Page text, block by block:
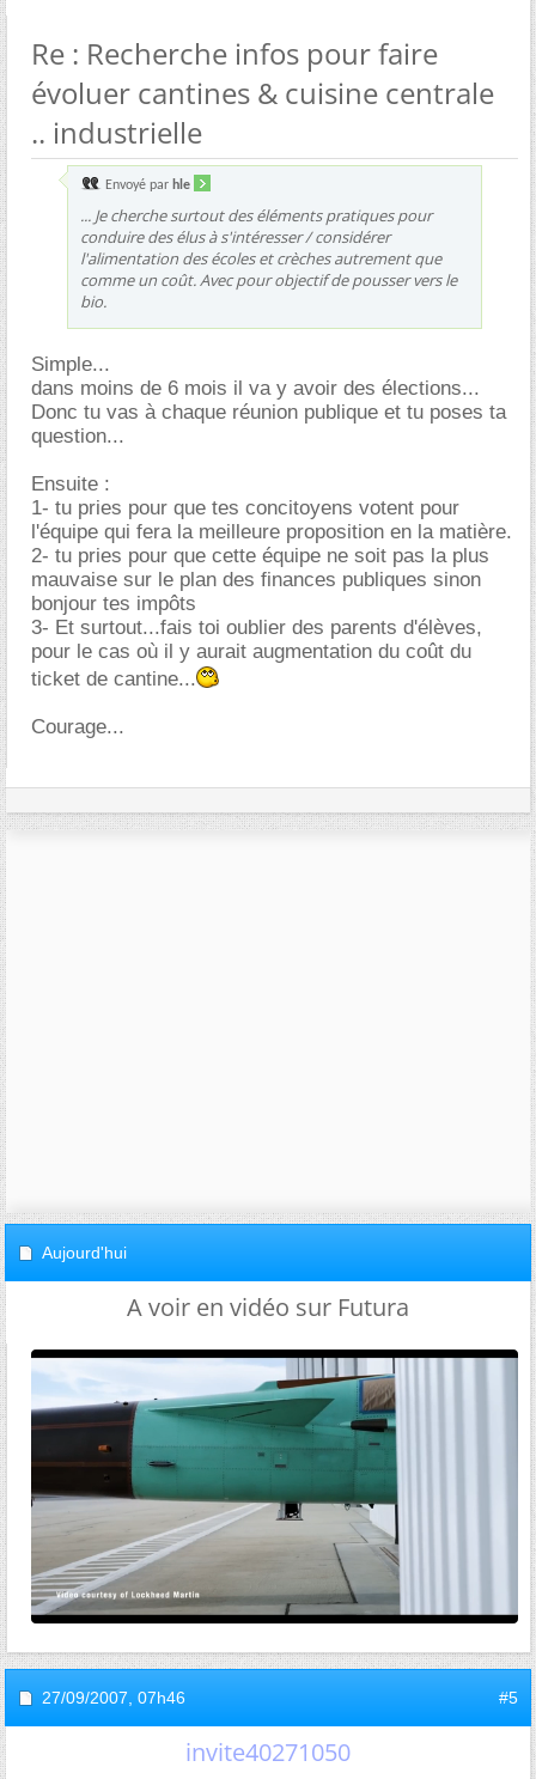
Re : Recherche infos pour faire
évoluer cantines & cuisine centrale
.. industrielle
Envoyé par hle
... Je cherche surtout des éléments pratiques pour
conduire des élus à s'intéresser / considérer
l'alimentation des écoles et crèches autrement que
comme un coût. Avec pour objectif de pousser vers le
bio.
Simple...
dans moins de 6 mois il va y avoir des élections...
Donc tu vas à chaque réunion publique et tu poses ta
question...
Ensuite :
1- tu pries pour que tes concitoyens votent pour
l'équipe qui fera la meilleure proposition en la matière.
2- tu pries pour que cette équipe ne soit pas la plus
mauvaise sur le plan des finances publiques sinon
bonjour tes impôts
3- Et surtout...fais toi oublier des parents d'élèves,
pour le cas où il y aurait augmentation du coût du
ticket de cantine...
Courage...
Aujourd'hui
A voir en vidéo sur Futura
27/09/2007, 07h46 #5
invite40271050